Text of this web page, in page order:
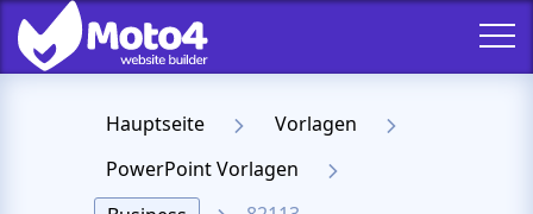
Hauptseite
Vorlagen
PowerPoint Vorlagen